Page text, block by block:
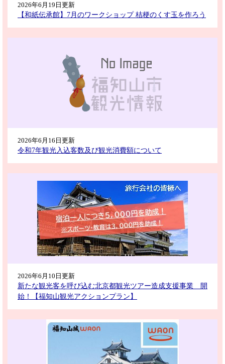
2026年6月19日更新
【和紙伝承館】7月のワークショップ 桔梗のくす玉を作ろう
2026年6月16日更新
令和7年観光入込客数及び観光消費額について
2026年6月10日更新
新たな観光客を呼び込む北京都観光ツアー造成支援事業 開
始！【福知山観光アクションプラン】